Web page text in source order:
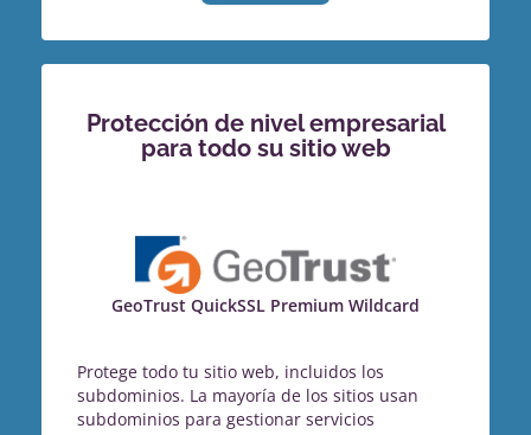
Protección de nivel empresarial
para todo su sitio web
GeoTrust QuickSSL Premium Wildcard
Protege todo tu sitio web, incluidos los
subdominios. La mayoría de los sitios usan
subdominios para gestionar servicios